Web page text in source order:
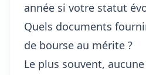
année si votre statut
Quels documents
de bourse au mérite ?
Le plus souvent,